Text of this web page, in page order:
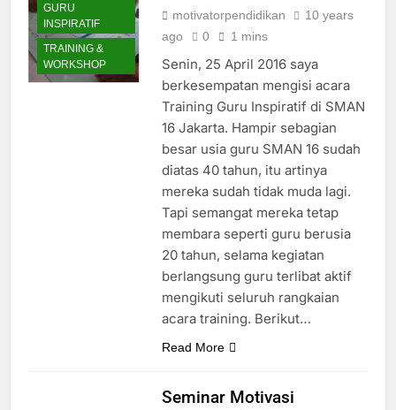
GURU
INSPIRATIF
TRAINING &
WORKSHOP
motivatorpendidikan
10 years
ago
0 1 mins
Senin, 25 April 2016 saya
berkesempatan mengisi acara
Training Guru Inspiratif di SMAN
16 Jakarta. Hampir sebagian
besar usia guru SMAN 16 sudah
diatas 40 tahun, itu artinya
mereka sudah tidak muda lagi.
Tapi semangat mereka tetap
membara seperti guru berusia
20 tahun, selama kegiatan
berlangsung guru terlibat aktif
mengikuti seluruh rangkaian
acara training. Berikut…
Read More
Seminar Motivasi